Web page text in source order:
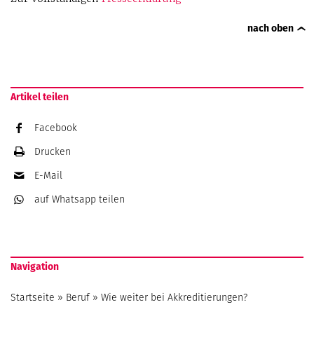
nach oben
Artikel teilen
Facebook
Drucken
E-Mail
auf Whatsapp teilen
Navigation
Startseite » Beruf» Wie weiter bei Akkreditierungen?